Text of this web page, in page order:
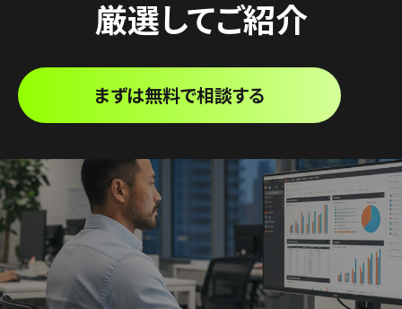
厳選してご紹介
まずは無料で相談する